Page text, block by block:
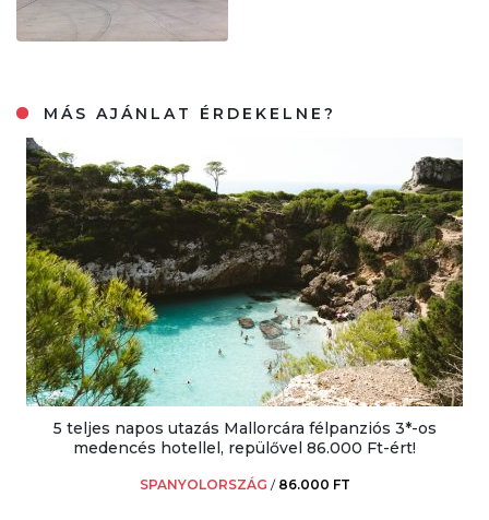
MÁS AJÁNLAT ÉRDEKELNE?
5 teljes napos utazás Mallorcára félpanziós 3*-os
medencés hotellel, repülővel 86.000 Ft-ért!
SPANYOLORSZÁG / 86.000 FT